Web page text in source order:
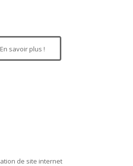
En savoir plus !